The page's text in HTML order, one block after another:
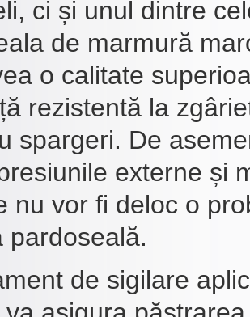
ci și unul dintre
de marmură
o calitate
rezistentă la
spargeri. De
externe și
nu vor fi deloc o
pardoseală.
de sigilare